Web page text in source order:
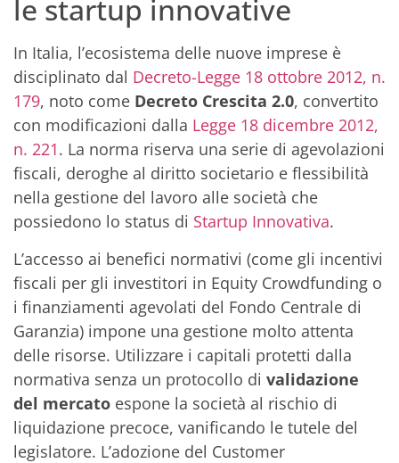
le startup innovative
In Italia, l’ecosistema delle nuove imprese è
disciplinato dal Decreto-Legge 18 ottobre 2012, n.
179, noto come Decreto Crescita 2.0, convertito
con modificazioni dalla Legge 18 dicembre 2012,
n. 221. La norma riserva una serie di agevolazioni
fiscali, deroghe al diritto societario e flessibilità
nella gestione del lavoro alle società che
possiedono lo status di Startup Innovativa.
L’accesso ai benefici normativi (come gli incentivi
fiscali per gli investitori in Equity Crowdfunding o
i finanziamenti agevolati del Fondo Centrale di
Garanzia) impone una gestione molto attenta
delle risorse. Utilizzare i capitali protetti dalla
normativa senza un protocollo di validazione
del mercato espone la società al rischio di
liquidazione precoce, vanificando le tutele del
legislatore. L’adozione del Customer